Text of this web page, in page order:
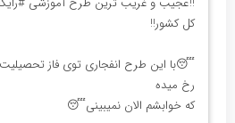
با رعایت اصول مهم در برنامه ریزی
به راحتی قله‌های موفقیت رو طی
اهمیت برنامه ریزی درسی، نحوه
پرداختیم. در صورت تمایل می‌تونین
عضو بشین و با جدیدترین اخبار